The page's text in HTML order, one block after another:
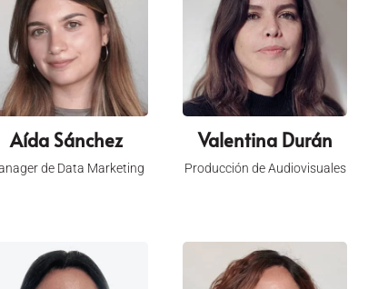
Aída Sánchez
de Data Marketing
Valentina Durán
Producción de Audiovisuales